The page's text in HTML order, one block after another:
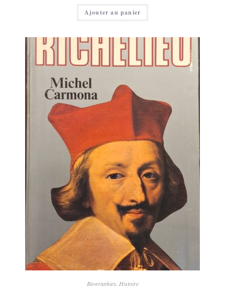
Ajouter au panier
Biographies, Histoire